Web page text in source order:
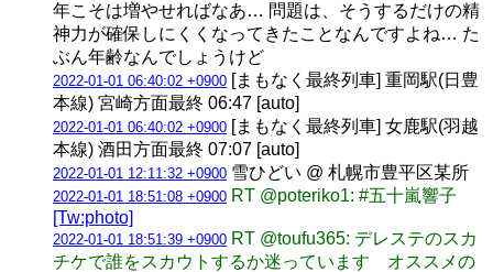
年こそは増やせればなあ… 問題は、そうするだけの精
神力が確保しにくくなってきたことなんですよね… た
ぶん年齢なんでしょうけど
2022-01-01 06:40:02 +0900 [まもなく最終列車] 重岡駅(日豊
本線) 宮崎方面最終 06:47 [auto]
2022-01-01 06:40:02 +0900 [まもなく最終列車] 女鹿駅(羽越
本線) 酒田方面最終 07:07 [auto]
2022-01-01 12:11:32 +0900 雪ひどい @ 札幌市豊平区某所
2022-01-01 18:51:08 +0900 RT @poteriko1: #五十嵐響子
[Tw:photo]
2022-01-01 18:51:39 +0900 RT @toufu365: デレステのスカ
チケで誰をスカウトするか迷っています オススメの